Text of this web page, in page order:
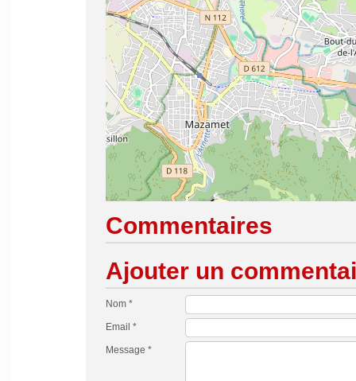
Commentaires
Ajouter un
Nom *
Email *
Message *